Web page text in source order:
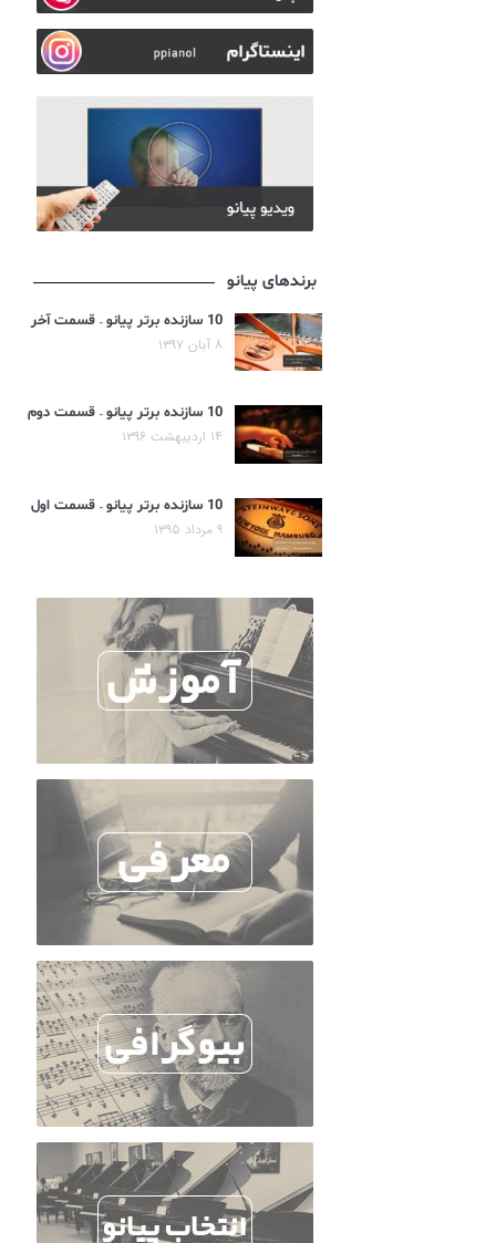
برندهای پیانو
10 سازنده برتر پیانو – قسمت آخر
۸ آبان ۱۳۹۷
10 سازنده برتر پیانو – قسمت دوم
۱۴ اردیبهشت ۱۳۹۶
10 سازنده برتر پیانو – قسمت اول
۹ مرداد ۱۳۹۵